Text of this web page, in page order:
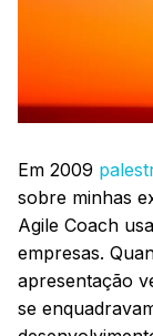
Em 2009
sobre minhas
Agile Coach
empresas.
apresentação
se